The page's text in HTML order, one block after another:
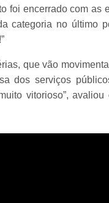
foi encerrado com as
categoria no último
que vão
dos serviços
vitorioso”,